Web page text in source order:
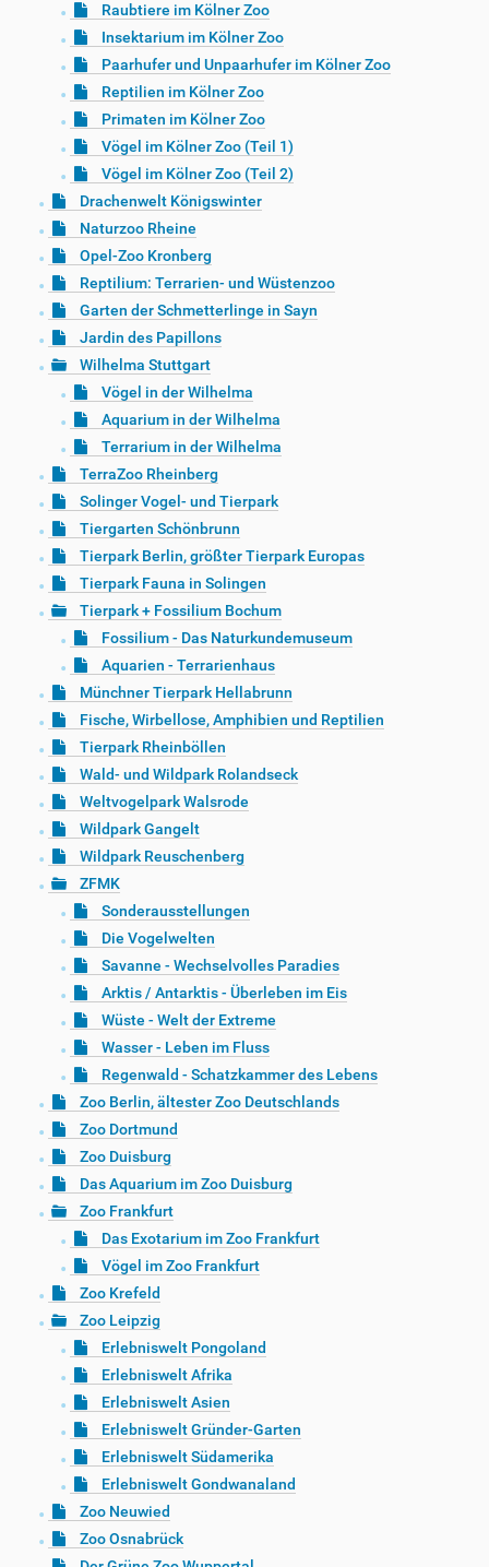
Raubtiere im Kölner Zoo
Insektarium im Kölner Zoo
Paarhufer und Unpaarhufer im Kölner Zoo
Reptilien im Kölner Zoo
Primaten im Kölner Zoo
Vögel im Kölner Zoo (Teil 1)
Vögel im Kölner Zoo (Teil 2)
Drachenwelt Königswinter
Naturzoo Rheine
Opel-Zoo Kronberg
Reptilium: Terrarien- und Wüstenzoo
Garten der Schmetterlinge in Sayn
Jardin des Papillons
Wilhelma Stuttgart
Vögel in der Wilhelma
Aquarium in der Wilhelma
Terrarium in der Wilhelma
TerraZoo Rheinberg
Solinger Vogel- und Tierpark
Tiergarten Schönbrunn
Tierpark Berlin, größter Tierpark Europas
Tierpark Fauna in Solingen
Tierpark + Fossilium Bochum
Fossilium - Das Naturkundemuseum
Aquarien - Terrarienhaus
Münchner Tierpark Hellabrunn
Fische, Wirbellose, Amphibien und Reptilien
Tierpark Rheinböllen
Wald- und Wildpark Rolandseck
Weltvogelpark Walsrode
Wildpark Gangelt
Wildpark Reuschenberg
ZFMK
Sonderausstellungen
Die Vogelwelten
Savanne - Wechselvolles Paradies
Arktis / Antarktis - Überleben im Eis
Wüste - Welt der Extreme
Wasser - Leben im Fluss
Regenwald - Schatzkammer des Lebens
Zoo Berlin, ältester Zoo Deutschlands
Zoo Dortmund
Zoo Duisburg
Das Aquarium im Zoo Duisburg
Zoo Frankfurt
Das Exotarium im Zoo Frankfurt
Vögel im Zoo Frankfurt
Zoo Krefeld
Zoo Leipzig
Erlebniswelt Pongoland
Erlebniswelt Afrika
Erlebniswelt Asien
Erlebniswelt Gründer-Garten
Erlebniswelt Südamerika
Erlebniswelt Gondwanaland
Zoo Neuwied
Zoo Osnabrück